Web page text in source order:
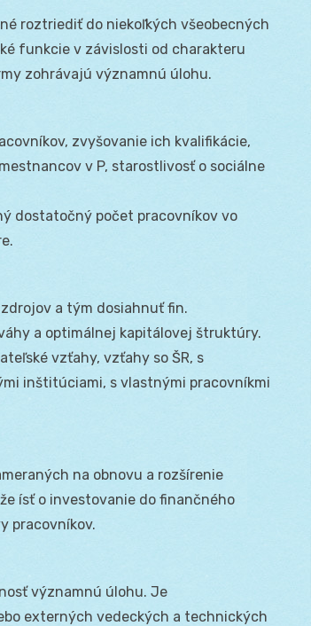
roztriediť do niekoľkých všeobecných
funkcie v závislosti od charakteru
zohrávajú významnú úlohu.
zvyšovanie ich kvalifikácie,
v P, starostlivosť o sociálne
dostatočný počet pracovníkov vo
a tým dosiahnuť fin.
a optimálnej kapitálovej štruktúry.
vzťahy, vzťahy so ŠR, s
inštitúciami, s vlastnými pracovníkmi
na obnovu a rozšírenie
ísť o investovanie do finančného
pracovníkov.
významnú úlohu. Je
externých vedeckých a technických